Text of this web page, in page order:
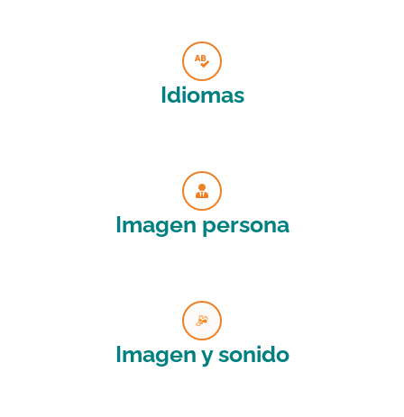
Idiomas
Imagen persona
Imagen y sonido